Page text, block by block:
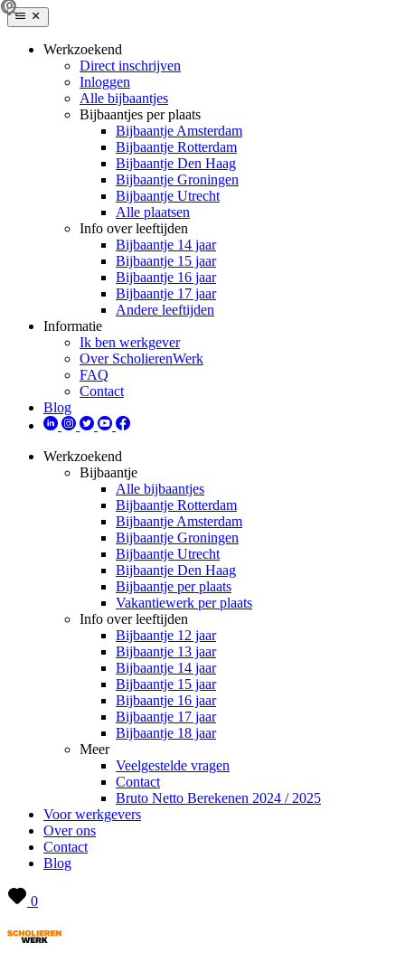
Werkzoekend
Direct inschrijven
Inloggen
Alle bijbaantjes
Bijbaantjes per plaats
Bijbaantje Amsterdam
Bijbaantje Rotterdam
Bijbaantje Den Haag
Bijbaantje Groningen
Bijbaantje Utrecht
Alle plaatsen
Info over leeftijden
Bijbaantje 14 jaar
Bijbaantje 15 jaar
Bijbaantje 16 jaar
Bijbaantje 17 jaar
Andere leeftijden
Informatie
Ik ben werkgever
Over ScholierenWerk
FAQ
Contact
Blog
Werkzoekend
Bijbaantje
Alle bijbaantjes
Bijbaantje Rotterdam
Bijbaantje Amsterdam
Bijbaantje Groningen
Bijbaantje Utrecht
Bijbaantje Den Haag
Bijbaantje per plaats
Vakantiewerk per plaats
Info over leeftijden
Bijbaantje 12 jaar
Bijbaantje 13 jaar
Bijbaantje 14 jaar
Bijbaantje 15 jaar
Bijbaantje 16 jaar
Bijbaantje 17 jaar
Bijbaantje 18 jaar
Meer
Veelgestelde vragen
Contact
Bruto Netto Berekenen 2024 / 2025
Voor werkgevers
Over ons
Contact
Blog
0